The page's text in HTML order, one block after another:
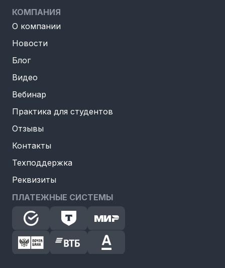
КОМПАНИЯ
О компании
Новости
Блог
Видео
Вебинар
Практика для студентов
Отзывы
Контакты
Техподдержка
Реквизиты
ПЛАТЕЖНЫЕ СИСТЕМЫ